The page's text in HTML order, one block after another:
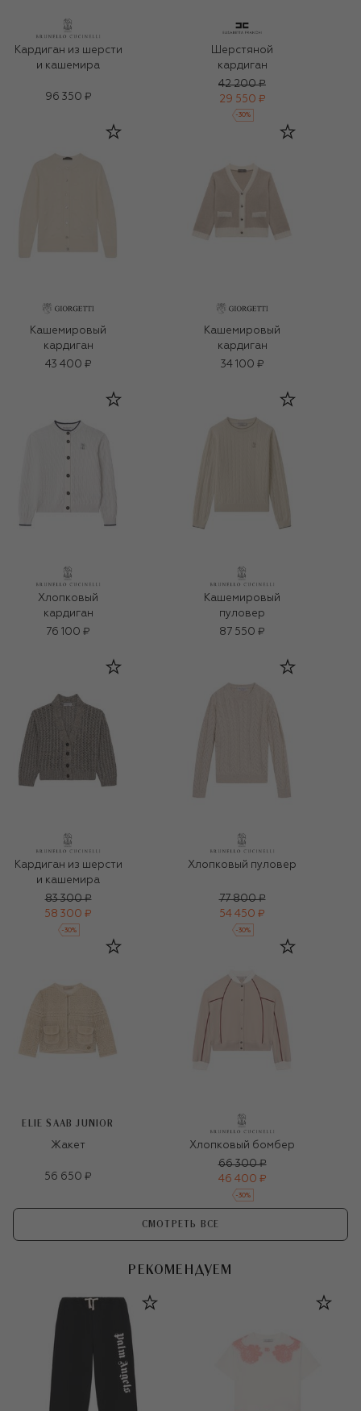
Кардиган из шерсти
и кашемира
96 350 ₽
Шерстяной
кардиган
42 200 ₽
29 550 ₽
-30%
Кашемировый
кардиган
43 400 ₽
Кашемировый
кардиган
34 100 ₽
Хлопковый
кардиган
76 100 ₽
Кашемировый
пуловер
87 550 ₽
Кардиган из шерсти
и кашемира
83 300 ₽
58 300 ₽
-30%
Хлопковый пуловер
77 800 ₽
54 450 ₽
-30%
ELIE SAAB JUNIOR
Жакет
56 650 ₽
Хлопковый бомбер
66 300 ₽
46 400 ₽
-30%
СМОТРЕТЬ ВСЕ
РЕКОМЕНДУЕМ